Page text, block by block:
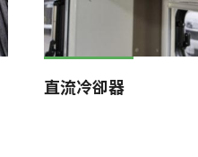
直流冷卻器